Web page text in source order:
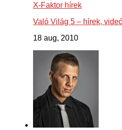
X-Faktor hírek
Való Világ 5 – hírek,
18 aug, 2010